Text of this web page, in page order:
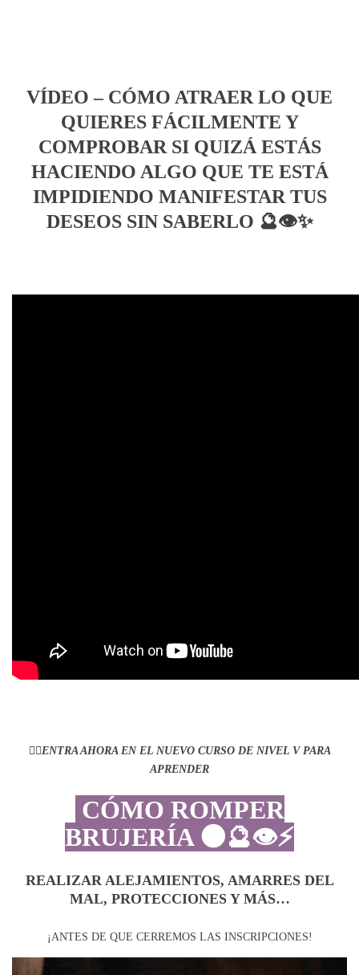
VÍDEO – CÓMO ATRAER LO QUE
QUIERES FÁCILMENTE Y
COMPROBAR SI QUIZÁ ESTÁS
HACIENDO ALGO QUE TE ESTÁ
IMPIDIENDO MANIFESTAR TUS
DESEOS SIN SABERLO 🔮👁✨
👇🏼ENTRA AHORA EN EL NUEVO CURSO DE NIVEL V PARA
APRENDER
CÓMO ROMPER
BRUJERÍA 🌑🔮👁⚡️
REALIZAR ALEJAMIENTOS, AMARRES DEL
MAL, PROTECCIONES Y MÁS…
¡ANTES DE QUE CERREMOS LAS INSCRIPCIONES!